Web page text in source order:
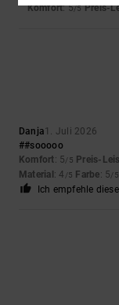
Komfort: 5/5 Preis-
Danja1. Juli 2026
##sooooo
Komfort: 5/5 Preis-
Material: 4 /5 Farbe: 5/5
Ich empfehle